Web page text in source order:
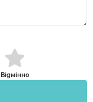
Відмінно